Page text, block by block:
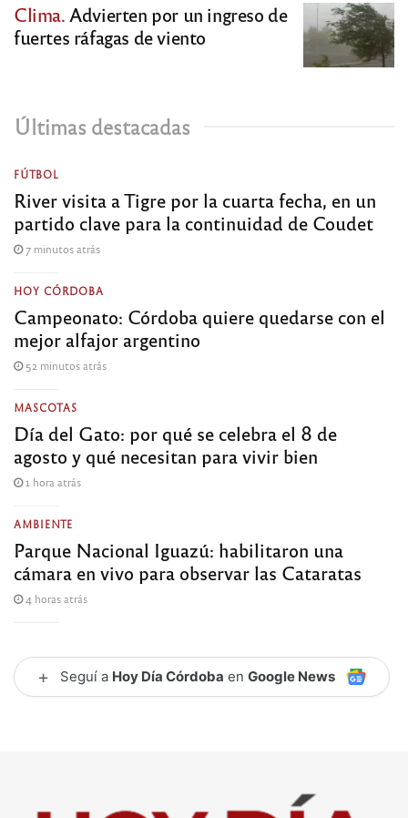
Clima. Advierten por un ingreso de
fuertes ráfagas de viento
Últimas destacadas
FÚTBOL
River visita a Tigre por la cuarta fecha, en un
partido clave para la continuidad de Coudet
7 minutos atrás
HOY CÓRDOBA
Campeonato: Córdoba quiere quedarse con el
mejor alfajor argentino
52 minutos atrás
MASCOTAS
Día del Gato: por qué se celebra el 8 de
agosto y qué necesitan para vivir bien
1 hora atrás
AMBIENTE
Parque Nacional Iguazú: habilitaron una
cámara en vivo para observar las Cataratas
4 horas atrás
+ Seguí a Hoy Día Córdoba en Google News